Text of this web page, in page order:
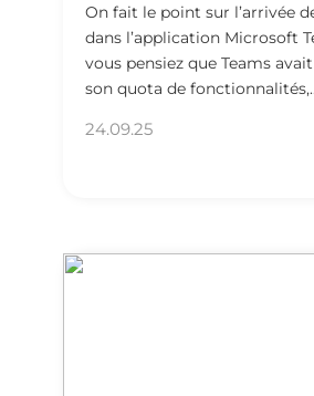
On fait le point sur l’arrivée
dans l’application
vous pensiez que Teams
son quota de
24.09.25